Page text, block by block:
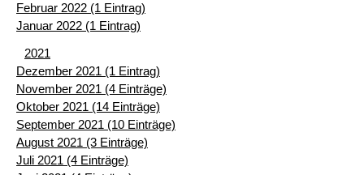
Februar 2022 (1 Eintrag)
Januar 2022 (1 Eintrag)
2021
Dezember 2021 (1 Eintrag)
November 2021 (4 Einträge)
Oktober 2021 (14 Einträge)
September 2021 (10 Einträge)
August 2021 (3 Einträge)
Juli 2021 (4 Einträge)